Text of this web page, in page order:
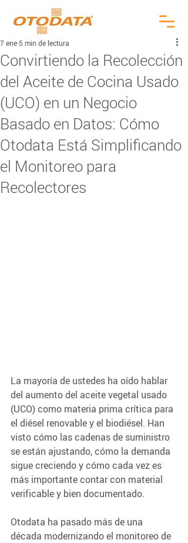
Convirtiendo la Recolección
del Aceite de Cocina Usado
(UCO) en un Negocio
Basado en Datos: Cómo
Otodata Está Simplificando
el Monitoreo para
Recolectores
7 ene 5 min de lectura
La mayoría de ustedes ha oído hablar
del aumento del aceite vegetal usado
(UCO) como materia prima crítica para
el diésel renovable y el biodiésel. Han
visto cómo las cadenas de suministro
se están ajustando, cómo la demanda
sigue creciendo y cómo cada vez es
más importante contar con material
verificable y bien documentado.
Otodata ha pasado más de una
década modernizando el monitoreo de